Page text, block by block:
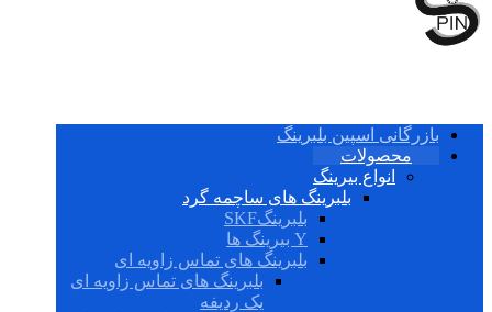
بازرگانی اسپین بلبرینگ
محصولات
انواع بیرینگ
بلبرینگ های ساچمه گرد
بلبرینگSKF
Y بیرینگ ها
بلبرینگ های تماس زاویه ای
بلبرینگ های تماس زاویه ای
یک ردیفه